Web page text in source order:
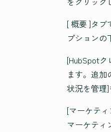
[概要]タブ
プションの
[HubSpotク
ます。追
状況を管理]
[マーケテ
マーケティ